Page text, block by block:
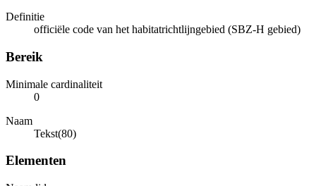
Definitie
officiële code van het habitatrichtlijngebied (SBZ-H gebied)
Bereik
Minimale cardinaliteit
0
Naam
Tekst(80)
Elementen